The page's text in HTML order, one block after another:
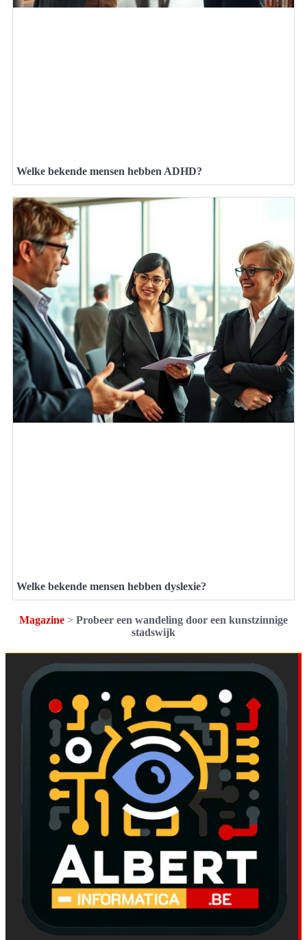
Welke bekende mensen hebben ADHD?
Welke bekende mensen hebben dyslexie?
Magazine > Probeer een wandeling door een kunstzinnige
stadswijk